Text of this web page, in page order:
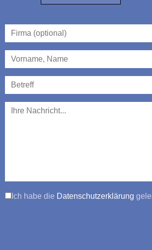
Ich habe die Datenschutzerklärung